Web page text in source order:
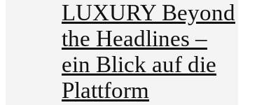
LUXURY Beyond
the Headlines –
ein Blick auf die
Plattform